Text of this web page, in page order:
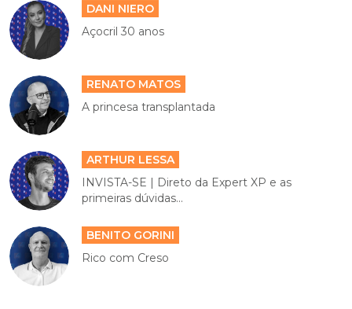
DANI NIERO
Açocril 30 anos
RENATO MATOS
A princesa transplantada
ARTHUR LESSA
INVISTA-SE | Direto da Expert XP e as
primeiras dúvidas...
BENITO GORINI
Rico com Creso